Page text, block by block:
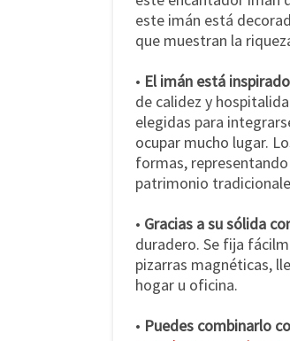
este imán está
que muestran la
• El imán está
de calidez y
elegidas para
ocupar mucho lugar.
formas,
patrimonio
• Gracias a su sólida
duradero. Se fija
pizarras magnéticas,
hogar u oficina.
• Puedes combinarlo